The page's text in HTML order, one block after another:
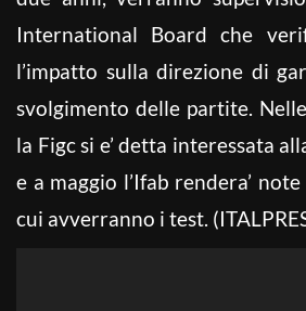
International Board che
l’impatto sulla direzione di
svolgimento delle partite.
la Figc si e’ detta interessata
e a maggio l’Ifab rendera’
cui avverranno i test.